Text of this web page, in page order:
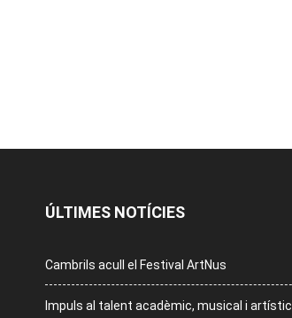
ÚLTIMES NOTÍCIES
Cambrils acull el Festival ArtNus
Impuls al talent acadèmic, musical i artístic